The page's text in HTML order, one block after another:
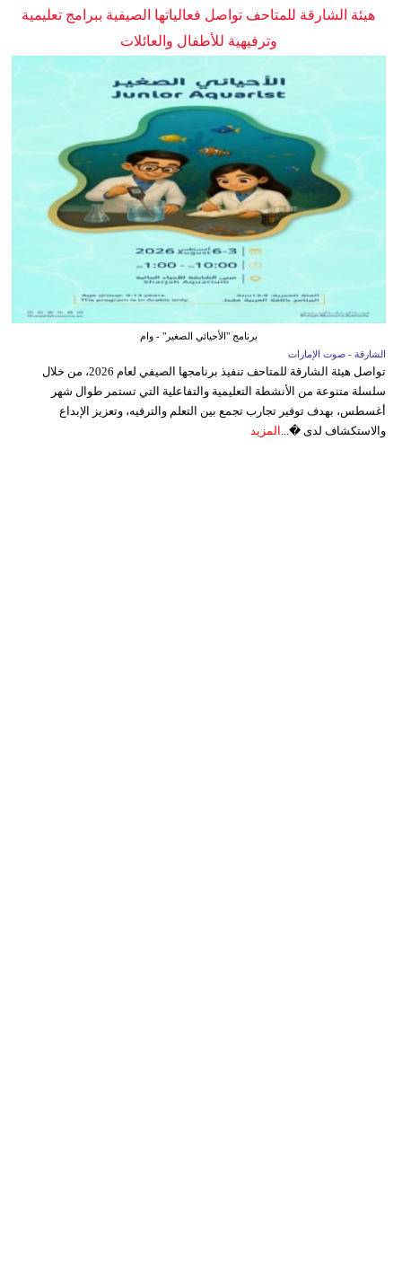
هيئة الشارقة للمتاحف تواصل فعالياتها الصيفية ببرامج تعليمية
وترفيهية للأطفال والعائلات
برنامج "الأحيائي الصغير" - وام
الشارقة - صوت الإمارات
تواصل هيئة الشارقة للمتاحف تنفيذ برنامجها الصيفي لعام 2026، من خلال
سلسلة متنوعة من الأنشطة التعليمية والتفاعلية التي تستمر طوال شهر
أغسطس، بهدف توفير تجارب تجمع بين التعلم والترفيه، وتعزيز الإبداع
والاستكشاف لدى �... المزيد